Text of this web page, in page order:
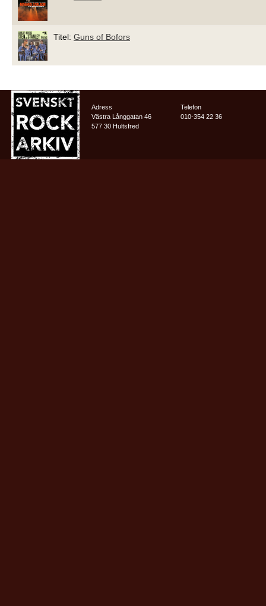
Titel: Guns of Bofors
Adress
Västra Långgatan 46
577 30 Hultsfred
Telefon
010-354 22 36